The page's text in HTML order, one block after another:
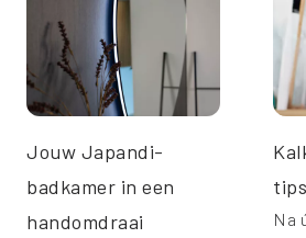
Jouw Japandi-
badkamer in een
handomdraai
Na